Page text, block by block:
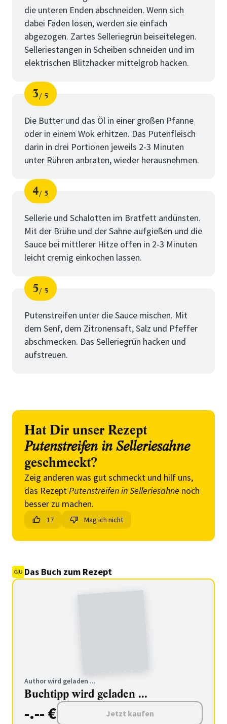
die unteren Enden abschneiden. Wenn sich
dabei Fäden lösen, werden sie einfach
abgezogen. Zartes Selleriegrün beiseitelegen.
Selleriestangen in Scheiben schneiden und im
elektrischen Blitzhacker mittelgrob hacken.
Schritt
3
von
5
Die Butter und das Öl in einer großen Pfanne
oder in einem Wok erhitzen. Das Putenfleisch
darin in drei Portionen jeweils 2-3 Minuten
unter Rühren anbraten, wieder herausnehmen.
Schritt
4
von
5
Sellerie und Schalotten im Bratfett andünsten.
Mit der Brühe und der Sahne aufgießen und die
Sauce bei mittlerer Hitze offen in 2-3 Minuten
leicht cremig einkochen lassen.
Schritt
5
von
5
Putenstreifen unter die Sauce mischen. Mit
dem Senf, dem Zitronensaft, Salz und Pfeffer
abschmecken. Das Selleriegrün hacken und
aufstreuen.
Hat Dir unser Rezept
Putenstreifen in Selleriesahne
geschmeckt?
Zeig anderen was gut schmeckt und hilf uns,
das RezeptPutenstreifen in Selleriesahne noch
besser zu machen.
17 Mag ich nicht
Das Buch zum Rezept
Author wird geladen ...
Buchtipp wird geladen ...
-.-- € Jetzt kaufen